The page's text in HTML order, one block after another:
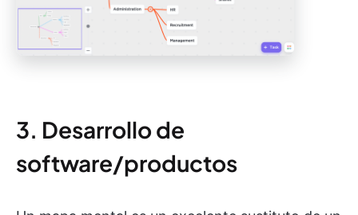
3. Desarrollo de
software/productos